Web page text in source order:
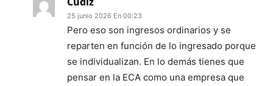
25 junio 2026 En 00:23
Pero eso son ingresos ordinarios y se
reparten en función de lo ingresado porque
se individualizan. En lo demás tienes que
pensar en la ECA como una empresa que